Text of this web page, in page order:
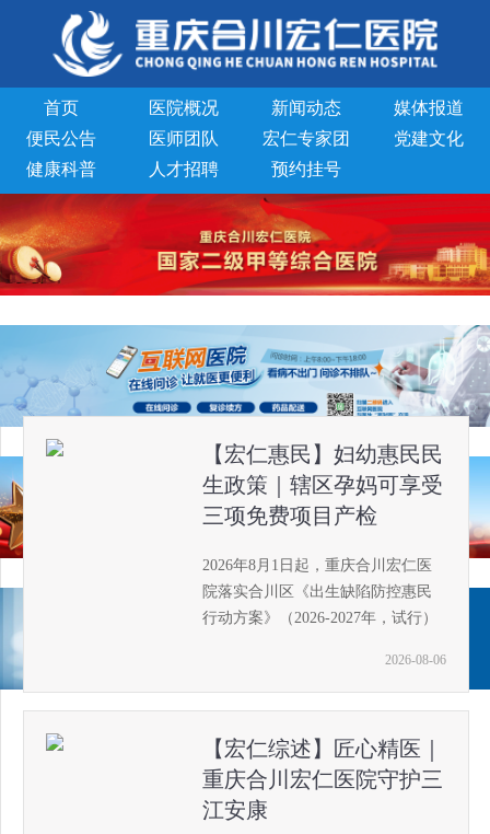
首页 医院概况 新闻动态
媒体报道
便民公告
医师团队 宏仁专家团
党建文化
健康科普
人才招聘 预约挂号
【宏仁惠民】妇幼惠民民
生政策｜辖区孕妈可享受
三项免费项目产检
2026年8月1日起，重庆合川宏仁医
院落实合川区《出生缺陷防控惠民
行动方案》（2026-2027年，试行）
项重要产检项目。
2026-08-06
【宏仁综述】匠心精医｜
重庆合川宏仁医院守护三
江安康